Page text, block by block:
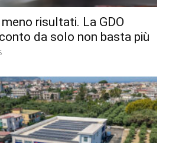
risultati. La GDO
da solo non basta più